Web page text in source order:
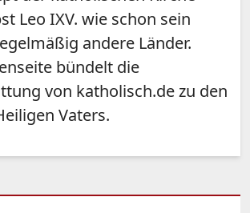
Leo IXV. wie schon sein
andere Länder.
bündelt die
von katholisch.de zu den
Vaters.